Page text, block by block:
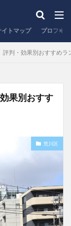
イトマップ プロフィ
判・効果別おすすめラ
果別おすす
荒川区